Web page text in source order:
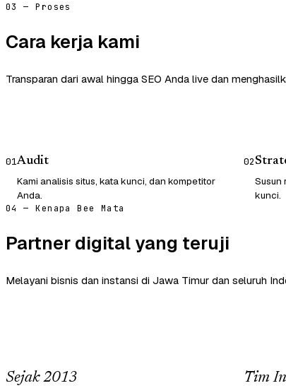
03 — Proses
Cara kerja kami
Transparan dari awal hingga SEO Anda live dan
01Audit
Kami analisis situs, kata kunci, dan kompetitor
Anda.
02
Susun
kunci.
04 — Kenapa Bee Mata
Partner digital yang teruji
Melayani bisnis dan instansi di Jawa Timur dan seluruh
Sejak 2013 Tim